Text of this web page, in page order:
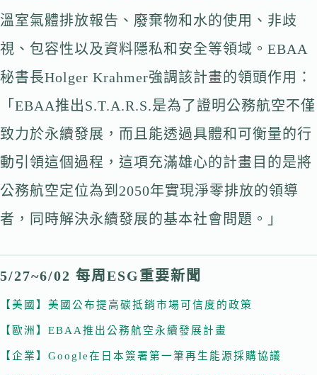
溫室氣體排放報告、廢棄物和水的使用、非歧
視、包容性以及資料隱私和安全等領域。EBAA
秘書長Holger Krahmer強調該計畫的領頭作用：
「EBAA推出S.T.A.R.S.是為了證明公務航空不僅
致力於永續發展，而且能透過具體和可衡量的行
動引領這個過程，這項充滿雄心的計畫目的是將
公務航空定位為到2050年實現淨零排放的領導
者，同時解決永續發展的基本社會問題。」
5/27~6/02 每周ESG重要新聞
【美國】美國公布提高碳抵銷市場可信度的政策
【歐洲】EBAA推出公務航空永續發展計畫
【企業】Google在日本簽署第一筆再生能源採購協議